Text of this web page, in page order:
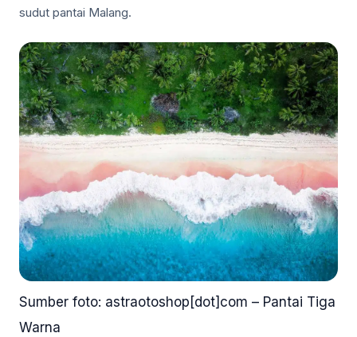
sudut pantai Malang.
Sumber foto: astraotoshop[dot]com – Pantai Tiga
Warna